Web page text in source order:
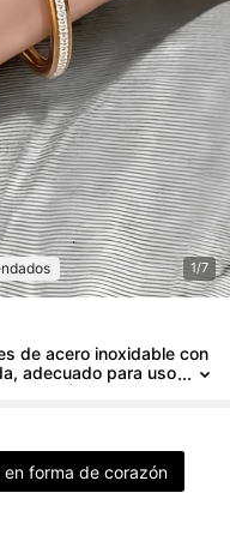
1/7
de acero inoxidable con
adecuado para uso
diario {Set de pulser
forma de corazón